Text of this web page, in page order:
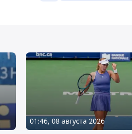
01:46, 08 августа 2026